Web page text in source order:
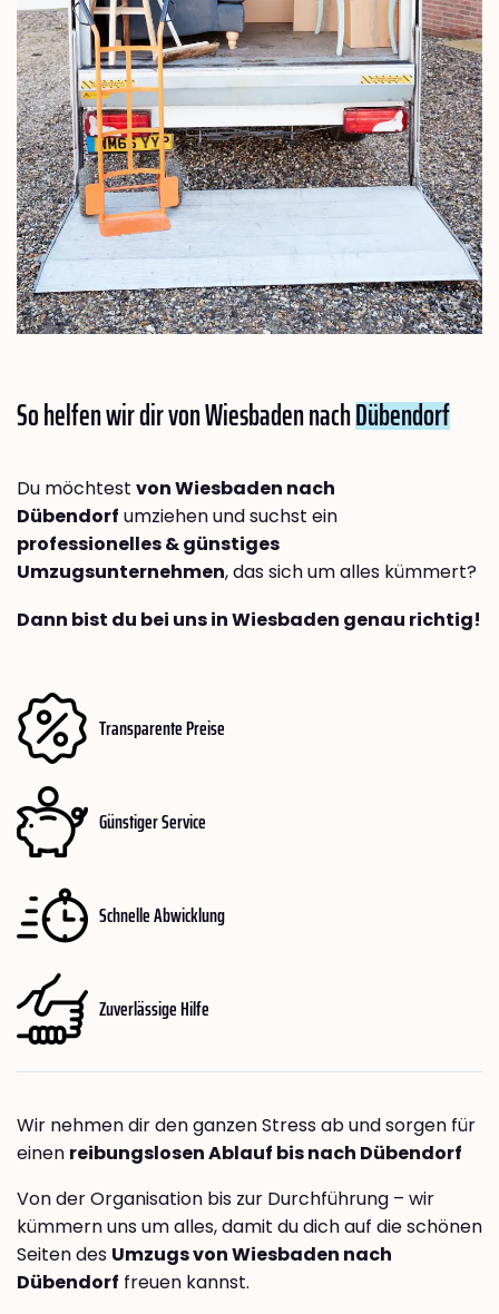
So helfen wir dir von Wiesbaden nachDübendorf
Du möchtest von Wiesbaden nach
Dübendorf umziehen und suchst ein
professionelles & günstiges
Umzugsunternehmen, das sich um alles kümmert?
Dann bist du bei uns in Wiesbaden genau richtig!
Transparente Preise
Günstiger Service
Schnelle Abwicklung
Zuverlässige Hilfe
Wir nehmen dir den ganzen Stress ab und sorgen für
einen reibungslosen Ablauf bis nach Dübendorf
Von der Organisation bis zur Durchführung – wir
kümmern uns um alles, damit du dich auf die schönen
Seiten des Umzugs von Wiesbaden nach
Dübendorf freuen kannst.